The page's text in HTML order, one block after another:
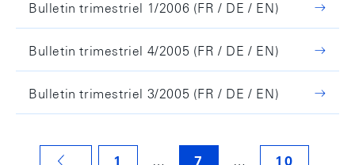
Bulletin trimestriel 1/2006 (FR / DE / EN)
Bulletin trimestriel 4/2005 (FR / DE / EN)
Bulletin trimestriel 3/2005 (FR / DE / EN)
1 … 7 … 10